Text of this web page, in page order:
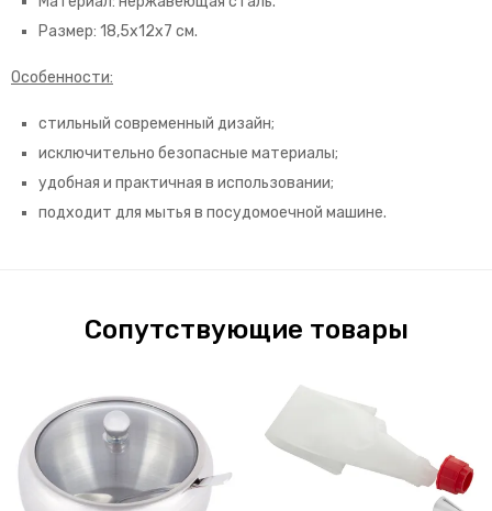
Размер: 18,5х12х7 см.
Особенности:
стильный современный дизайн;
исключительно безопасные материалы;
удобная и практичная в использовании;
подходит для мытья в посудомоечной машине.
Сопутствующие товары